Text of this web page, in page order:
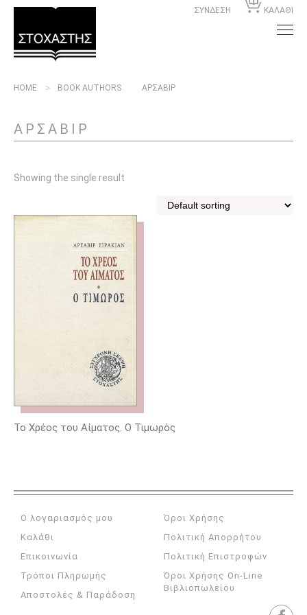
ΣΥΝΔΕΣΗ ΚΑΛΑΘΙ
HOME BOOK AUTHORS ΑΡΣΑΒΙΡ
ΑΡΣΑΒΙΡ
Showing the single result
Το Χρέος του Αίματος. Ο Τιμωρός
Ο λογαριασμός μου
Καλάθι
Επικοινωνία
Τρόποι Πληρωμής
Αποστολές & Παράδοση
Όροι Χρήσης
Πολιτική Απορρήτου
Πολιτική Επιστροφών
Όροι Χρήσης On-Line
Βιβλιοπωλείου